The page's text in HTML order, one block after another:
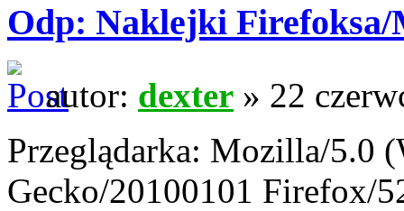
Odp: Naklejki
autor: dexter » 22
Przeglądarka: Mozilla/5.0
Gecko/20100101 Firefox/